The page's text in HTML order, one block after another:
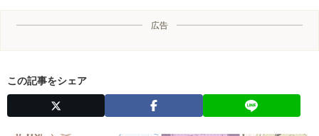
広告
この記事をシェア